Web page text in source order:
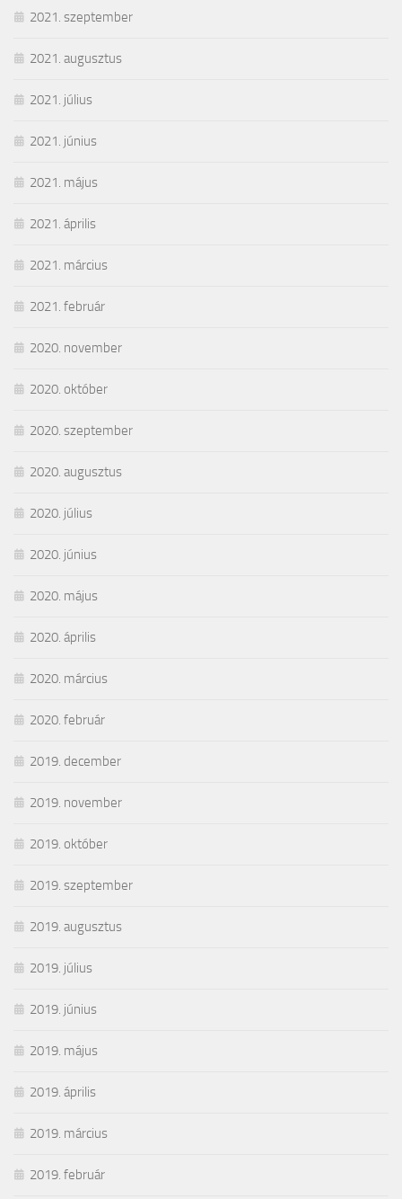
2021. szeptember
2021. augusztus
2021. július
2021. június
2021. május
2021. április
2021. március
2021. február
2020. november
2020. október
2020. szeptember
2020. augusztus
2020. július
2020. június
2020. május
2020. április
2020. március
2020. február
2019. december
2019. november
2019. október
2019. szeptember
2019. augusztus
2019. július
2019. június
2019. május
2019. április
2019. március
2019. február